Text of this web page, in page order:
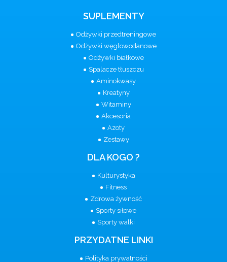
SUPLEMENTY
Odżywki przedtreningowe
Odżywki węglowodanowe
Odżywki białkowe
Spalacze tłuszczu
Aminokwasy
Kreatyny
Witaminy
Akcesoria
Azoty
Zestawy
DLA KOGO ?
Kulturystyka
Fitness
Zdrowa żywność
Sporty siłowe
Sporty walki
PRZYDATNE LINKI
Polityka prywatności